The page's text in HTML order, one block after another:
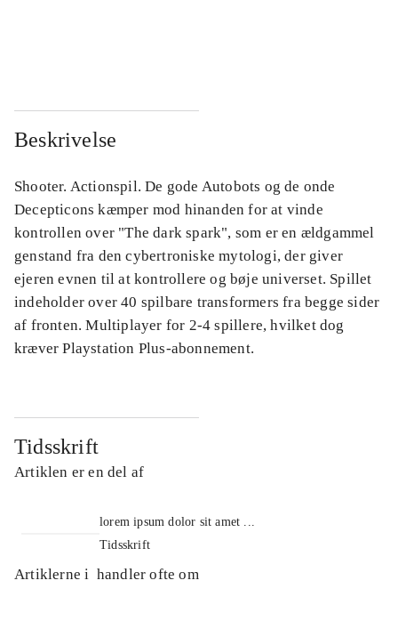
Beskrivelse
Shooter. Actionspil. De gode Autobots og de onde
Decepticons kæmper mod hinanden for at vinde
kontrollen over "The dark spark", som er en ældgammel
genstand fra den cybertroniske mytologi, der giver
ejeren evnen til at kontrollere og bøje universet. Spillet
indeholder over 40 spilbare transformers fra begge sider
af fronten. Multiplayer for 2-4 spillere, hvilket dog
kræver Playstation Plus-abonnement.
Tidsskrift
Artiklen er en del af
lorem ipsum dolor sit amet ...
Tidsskrift
Artiklerne i handler ofte om